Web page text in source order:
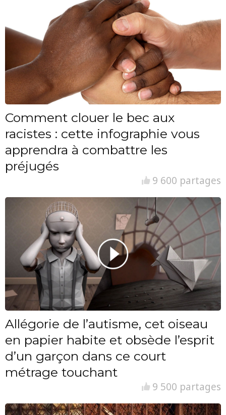
Comment clouer le bec aux
racistes : cette infographie vous
apprendra à combattre les
préjugés
9 600 partages
Allégorie de l’autisme, cet oiseau
en papier habite et obsède l’esprit
d’un garçon dans ce court
métrage touchant
9 500 partages